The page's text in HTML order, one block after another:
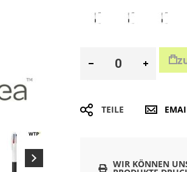
TEILE
WIR KÖNNEN